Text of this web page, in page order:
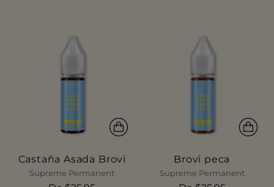
Castaña Asada Brovi
Supreme Permanent
Brovi peca
Supreme Permanent